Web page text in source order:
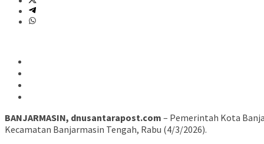
BANJARMASIN, dnusantarapost.com – Pemerintah Kota
Kecamatan Banjarmasin Tengah, Rabu (4/3/2026).